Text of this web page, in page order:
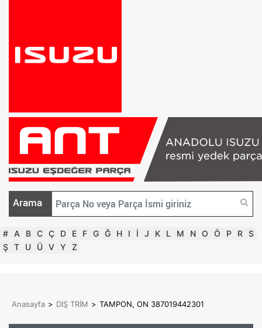
Arama
# A B C Ç D E F G Ğ H I İ J K L M N O Ö P R S
Ş T U Ü V Y Z
Anasayfa > DIŞ TRİM > TAMPON, ON 387019442301